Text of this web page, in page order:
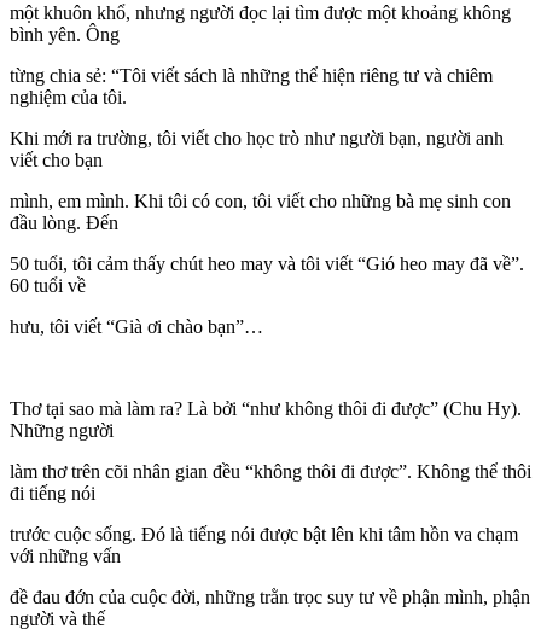
một khuôn khổ, nhưng người đọc lại tìm được một khoảng không
bình yên. Ông
từng chia sẻ: “Tôi viết sách là những thể hiện riêng tư và chiêm
nghiệm của tôi.
Khi mới ra trường, tôi viết cho học trò như người bạn, người anh
viết cho bạn
mình, em mình. Khi tôi có con, tôi viết cho những bà mẹ sinh con
đầu lòng. Đến
50 tuổi, tôi cảm thấy chút heo may và tôi viết “Gió heo may đã về”.
60 tuổi về
hưu, tôi viết “Già ơi chào bạn”…
Thơ tại sao mà làm ra? Là bởi “như không thôi đi được” (Chu Hy).
Những người
làm thơ trên cõi nhân gian đều “không thôi đi được”. Không thể thôi
đi tiếng nói
trước cuộc sống. Đó là tiếng nói được bật lên khi tâm hồn va chạm
với những vấn
đề đau đớn của cuộc đời, những trằn trọc suy tư về phận mình, phận
người và thế